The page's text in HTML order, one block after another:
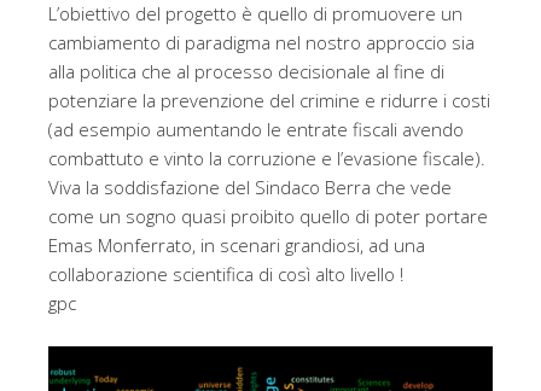
L’obiettivo del progetto è quello di promuovere un
cambiamento di paradigma nel nostro approccio sia
alla politica che al processo decisionale al fine di
potenziare la prevenzione del crimine e ridurre i costi
(ad esempio aumentando le entrate fiscali avendo
combattuto e vinto la corruzione e l’evasione fiscale).
Viva la soddisfazione del Sindaco Berra che vede
come un sogno quasi proibito quello di poter portare
Emas Monferrato, in scenari grandiosi, ad una
collaborazione scientifica di così alto livello !
gpc